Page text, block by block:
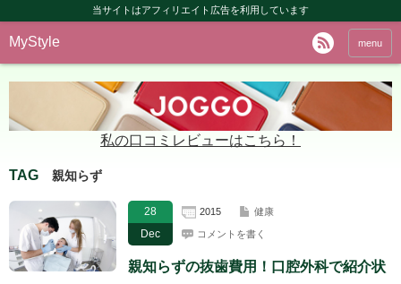
当サイトはアフィリエイト広告を利用しています
MyStyle menu
私の口コミレビューはこちら！
TAG 親知らず
28
Dec
2015 健康
コメントを書く
親知らずの抜歯費用！口腔外科で紹介状